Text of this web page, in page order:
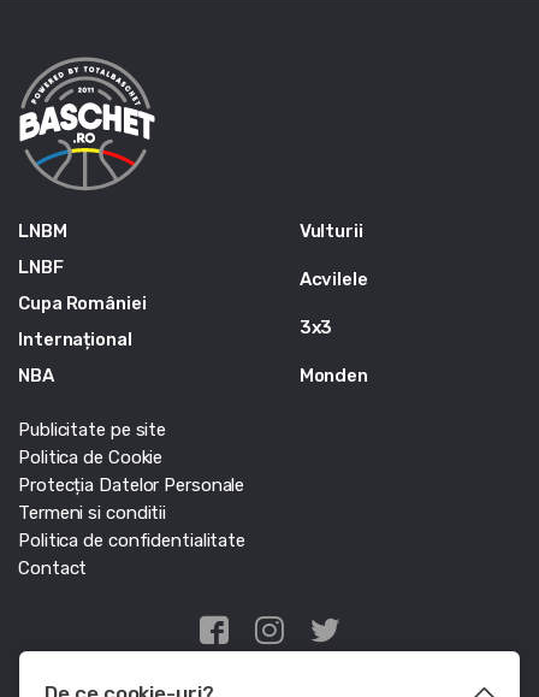
LNBM
LNBF
Cupa României
Internațional
NBA
Vulturii
Acvilele
3x3
Monden
Publicitate pe site
Politica de Cookie
Protecția Datelor Personale
Termeni si conditii
Politica de confidentialitate
Contact
Edris Digital Agency